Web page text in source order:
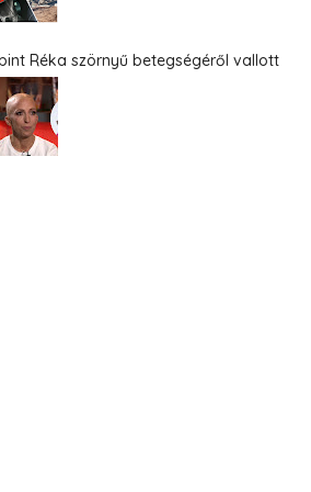
Réka szörnyű betegségéről vallott